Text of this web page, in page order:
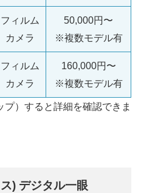
フィルム
カメラ
50,000円〜
※複数モデル有
フィルム
カメラ
160,000円〜
※複数モデル有
）すると詳細を確認できま
) デジタル一眼